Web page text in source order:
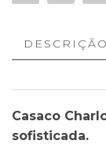
DESCRIÇÃO
Casaco
sofisticada.